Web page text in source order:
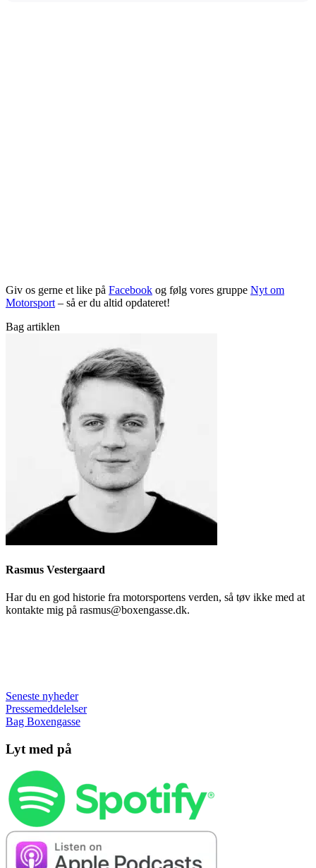
Giv os gerne et like på Facebook og følg vores gruppe Nyt om
Motorsport – så er du altid opdateret!
Bag artiklen
Rasmus Vestergaard
Har du en god historie fra motorsportens verden, så tøv ikke med at
kontakte mig på rasmus@boxengasse.dk.
Seneste nyheder
Pressemeddelelser
Bag Boxengasse
Lyt med på